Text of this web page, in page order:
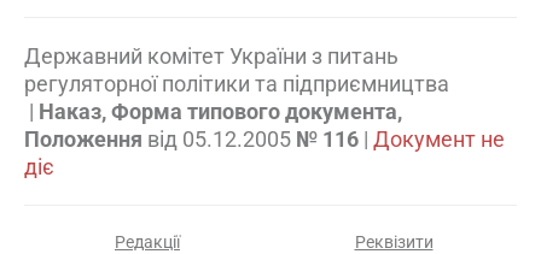
Державний комітет України з питань
регуляторної політики та підприємництва
| Наказ, Форма типового документа,
Положення від 05.12.2005 № 116 | Документ не
діє
Редакції Реквізити